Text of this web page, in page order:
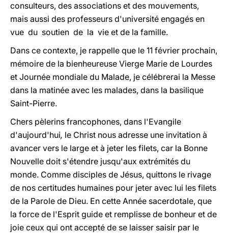
consulteurs, des associations et des mouvements,
mais aussi des professeurs d'université engagés en
vue du soutien de la vie et de la famille.
Dans ce contexte, je rappelle que le 11 février prochain,
mémoire de la bienheureuse Vierge Marie de Lourdes
et Journée mondiale du Malade, je célébrerai la Messe
dans la matinée avec les malades, dans la basilique
Saint-Pierre.
Chers pèlerins francophones, dans l'Evangile
d'aujourd'hui, le Christ nous adresse une invitation à
avancer vers le large et à jeter les filets, car la Bonne
Nouvelle doit s'étendre jusqu'aux extrémités du
monde. Comme disciples de Jésus, quittons le rivage
de nos certitudes humaines pour jeter avec lui les filets
de la Parole de Dieu. En cette Année sacerdotale, que
la force de l'Esprit guide et remplisse de bonheur et de
joie ceux qui ont accepté de se laisser saisir par le